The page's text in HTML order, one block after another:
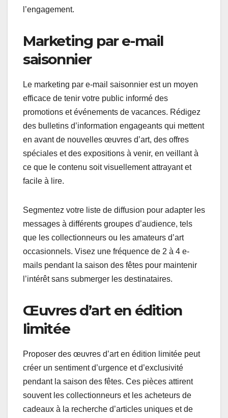
l’engagement.
Marketing par e-mail
saisonnier
Le marketing par e-mail saisonnier est un moyen
efficace de tenir votre public informé des
promotions et événements de vacances. Rédigez
des bulletins d’information engageants qui mettent
en avant de nouvelles œuvres d’art, des offres
spéciales et des expositions à venir, en veillant à
ce que le contenu soit visuellement attrayant et
facile à lire.
Segmentez votre liste de diffusion pour adapter les
messages à différents groupes d’audience, tels
que les collectionneurs ou les amateurs d’art
occasionnels. Visez une fréquence de 2 à 4 e-
mails pendant la saison des fêtes pour maintenir
l’intérêt sans submerger les destinataires.
Œuvres d’art en édition
limitée
Proposer des œuvres d’art en édition limitée peut
créer un sentiment d’urgence et d’exclusivité
pendant la saison des fêtes. Ces pièces attirent
souvent les collectionneurs et les acheteurs de
cadeaux à la recherche d’articles uniques et de